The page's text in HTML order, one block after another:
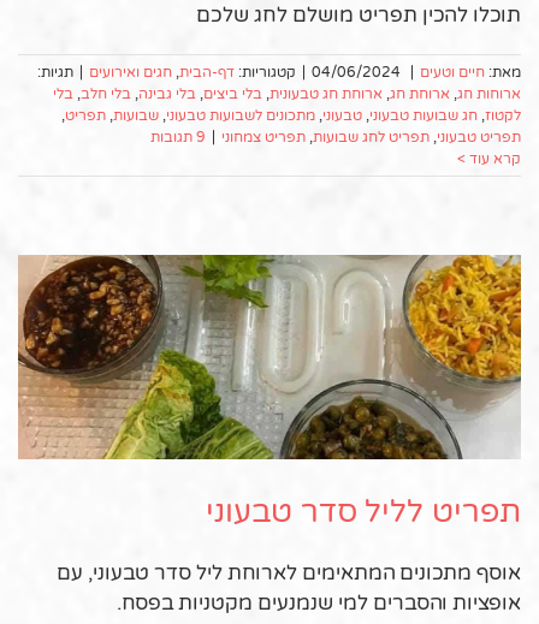
תוכלו להכין תפריט מושלם לחג שלכם
מאת: חיים וטעים 04/06/2024 קטגוריות: דף-הבית, חגים ואירועים
תגיות:
ארוחות חג, ארוחת חג, ארוחת חג טבעונית, בלי ביצים, בלי גבינה, בלי חלב, בלי
לקטוז, חג שבועות טבעוני, טבעוני, מתכונים לשבועות טבעוני, שבועות, תפריט,
תפריט טבעוני, תפריט לחג שבועות, תפריט צמחוני
9 תגובות
קרא עוד >
תפריט לליל סדר טבעוני
אוסף מתכונים המתאימים לארוחת ליל סדר טבעוני, עם
אופציות והסברים למי שנמנעים מקטניות בפסח.